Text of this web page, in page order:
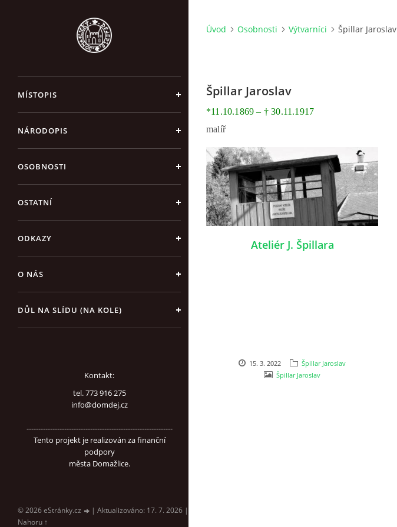
MÍSTOPIS
NÁRODOPIS
OSOBNOSTI
OSTATNÍ
ODKAZY
O NÁS
DŮL NA SLÍDU (NA KOLE)
Kontakt:
tel. 773 916 275
info@domdej.cz
--------------------------------------------------------------
Tento projekt je realizován za finanční
podpory
města Domažlice.
© 2026 eStránky.cz | Aktualizováno: 17. 7. 2026 |
Nahoru ↑
Úvod Osobnosti Výtvarníci Špillar Jaroslav
Špillar Jaroslav
*11.10.1869 – † 30.11.1917
malíř
Ateliér J. Špillara
15. 3. 2022
Špillar Jaroslav
Špillar Jaroslav